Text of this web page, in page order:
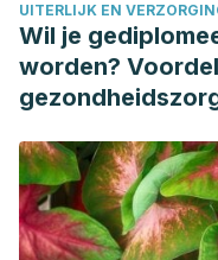
[Internet]. 2015 Dec
Available from:
http://
properties of
Experimental
US; 2007 [cited 2018
http://
UITERLIJK EN
Wil je
worden?